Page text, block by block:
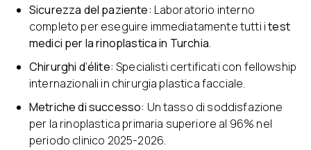
Sicurezza del paziente: Laboratorio interno
completo per eseguire immediatamente tutti itest
medici per la rinoplastica in Turchia.
Chirurghi d’élite: Specialisti certificati con fellowship
internazionali in chirurgia plastica facciale.
Metriche di successo: Un tasso di soddisfazione
per la rinoplastica primaria superiore al 96% nel
periodo clinico 2025-2026.